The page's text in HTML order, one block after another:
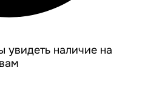
увидеть наличие на